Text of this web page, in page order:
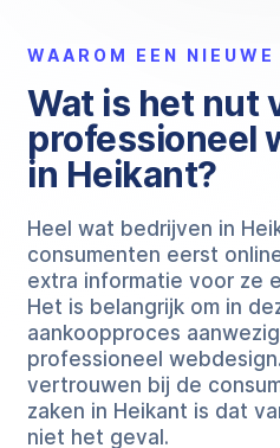
WAAROM EEN
Wat is het nut
professioneel
in Heikant?
Heel wat bedrijven in
consumenten eerst
extra informatie voor ze
Het is belangrijk om in
aankoopproces
professioneel
vertrouwen bij de
zaken in Heikant is dat
niet het geval.